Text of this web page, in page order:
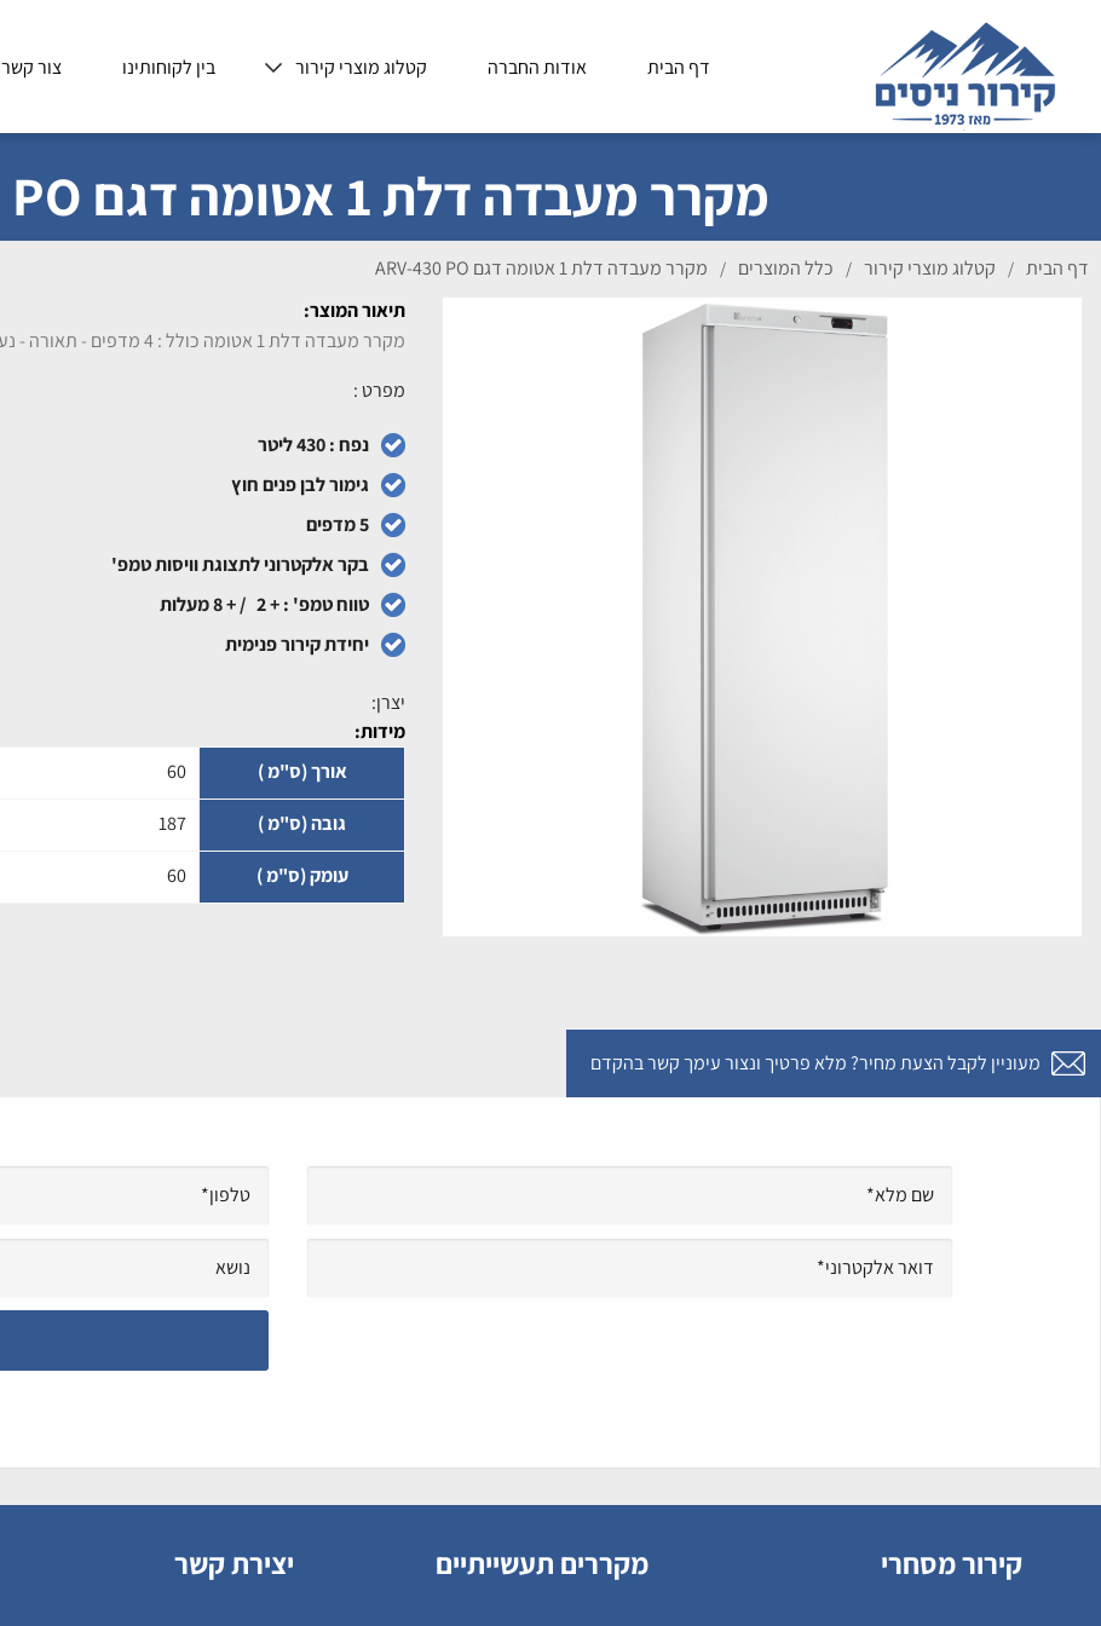
דף הבית אודות החברה קטלוג מוצרי קירור בין לקוחותינו צור קשר
מקרר מעבדה דלת 1 אטומה דגם ARV-430 PO
דף הבית / קטלוג מוצרי קירור / כלל המוצרים /
מקרר מעבדה דלת 1 אטומה דגם ARV-430 PO
תיאור המוצר:
מקרר מעבדה דלת 1 אטומה כולל : 4 מדפים - תאורה - נעילה ובקר טמפ' דיגטלי
מפרט :
נפח : 430 ליטר
גימור לבן פנים חוץ
5 מדפים
בקר אלקטרוני לתצוגת וויסות טמפ'
טווח טמפ' : + 2 / + 8 מעלות
יחידת קירור פנימית
יצרן:
מידות:
אורך (ס"מ )
60
גובה (ס"מ ) 187
עומק (ס"מ ) 60
מעוניין לקבל הצעת מחיר? מלא פרטיך ונצור עימך קשר בהקדם
קירור מסחרי מקררים תעשייתיים יצירת קשר